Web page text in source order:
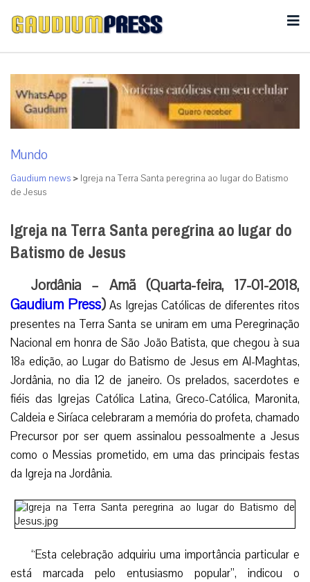
Mundo
Gaudium news > Igreja na Terra Santa peregrina ao lugar do Batismo
de Jesus
Igreja na Terra Santa peregrina ao lugar do
Batismo de Jesus
Jordânia – Amã (Quarta-feira, 17-01-2018,
Gaudium Press) As Igrejas Católicas de diferentes ritos
presentes na Terra Santa se uniram em uma Peregrinação
Nacional em honra de São João Batista, que chegou à sua
18ª edição, ao Lugar do Batismo de Jesus em Al-Maghtas,
Jordânia, no dia 12 de janeiro. Os prelados, sacerdotes e
fiéis das Igrejas Católica Latina, Greco-Católica, Maronita,
Caldeia e Siríaca celebraram a memória do profeta, chamado
Precursor por ser quem assinalou pessoalmente a Jesus
como o Messias prometido, em uma das principais festas
da Igreja na Jordânia.
“Esta celebração adquiriu uma importância particular e
está marcada pelo entusiasmo popular”, indicou o